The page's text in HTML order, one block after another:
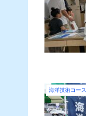
海洋技術コース